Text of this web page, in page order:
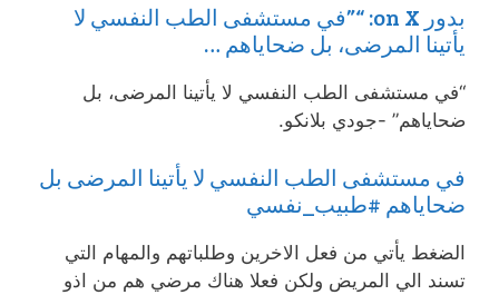
بدور on X: “”في مستشفى الطب النفسي لا
يأتينا المرضى، بل ضحاياهم …
“في مستشفى الطب النفسي لا يأتينا المرضى، بل
ضحاياهم” -جودي بلانكو.
في مستشفى الطب النفسي ‏لا يأتينا المرضى ‏بل
ضحاياهم #طبيب_نفسي
الضغط يأتي من فعل الاخرين وطلباتهم والمهام التي
تسند الي المريض ولكن فعلا هناك مرضي هم من اذو